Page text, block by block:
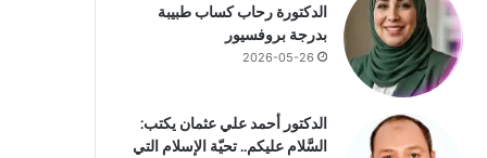
الدكتورة رحاب كساب طبيبة
بدرجة بروفسيور
2026-05-26
الدكتور أحمد علي عثمان يكتب:
السَّلام عليكم.. تحيّة الإسلام التي